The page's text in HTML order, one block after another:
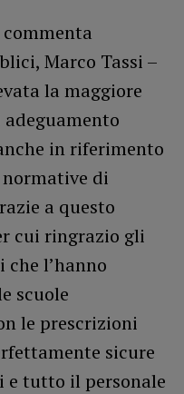
Marco Tassi –
la maggiore
in riferimento
di
a questo
cui ringrazio gli
l’hanno
scuole
le prescrizioni
sicure
e tutto il personale